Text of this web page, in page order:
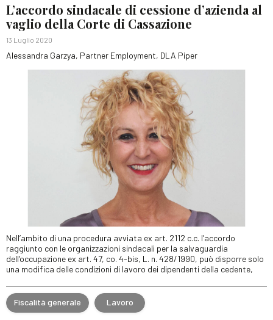
L’accordo sindacale di cessione d’azienda al
vaglio della Corte di Cassazione
13 Luglio 2020
Alessandra Garzya, Partner Employment, DLA Piper
Nell’ambito di una procedura avviata ex art. 2112 c.c. l’accordo
raggiunto con le organizzazioni sindacali per la salvaguardia
dell’occupazione ex art. 47, co. 4-bis, L. n. 428/1990, può disporre solo
una modifica delle condizioni di lavoro dei dipendenti della cedente,
Fiscalità generale Lavoro